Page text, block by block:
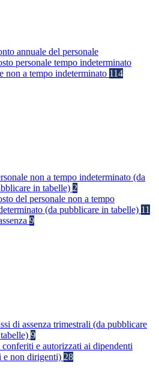
annuale del personale
personale tempo indeterminato
non a tempo indeterminato 114
non a tempo indeterminato (da
in tabelle) 2
del personale non a tempo
(da pubblicare in tabelle) 11
9
di assenza trimestrali (da pubblicare
9
e autorizzati ai dipendenti
e non dirigenti) 28